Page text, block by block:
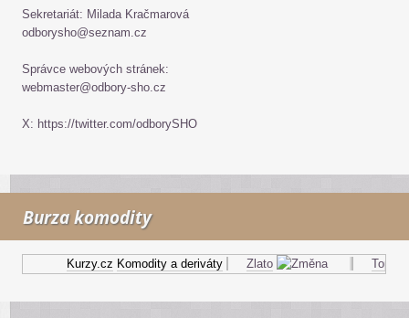
Sekretariát: Milada Kračmarová
odborysho@seznam.cz
Správce webových stránek:
webmaster@odbory-sho.cz
X: https://twitter.com/odborySHO
Burza komodity
Kurzy.cz Komodity a deriváty Zlato Topný